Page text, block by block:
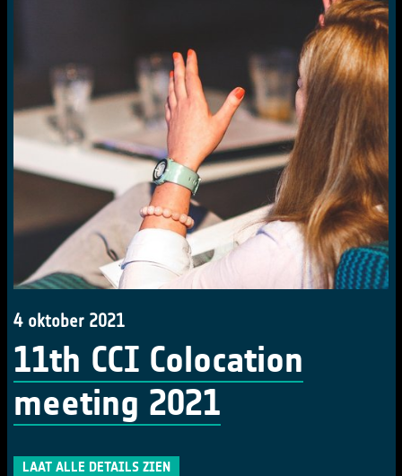
4 oktober 2021
11th CCI Colocation
meeting 2021
LAAT ALLE DETAILS ZIEN